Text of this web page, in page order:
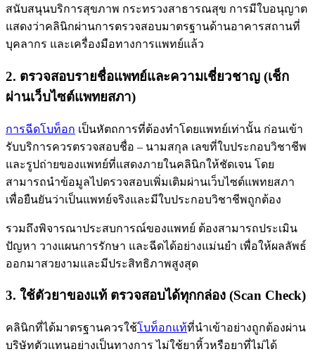
สนับสนุนบริการสุขภาพ กระทรวงสาธารณสุข การมีใบอนุญาต
แสดงว่าคลินิกผ่านการตรวจสอบมาตรฐานด้านอาคารสถานที่
บุคลากร และเครื่องมือทางการแพทย์แล้ว
2. ตรวจสอบรายชื่อแพทย์และความเชี่ยวชาญ (เช็ก
ผ่านเว็บไซต์แพทยสภา)
การฉีดโบท็อก เป็นหัตถการที่ต้องทำโดยแพทย์เท่านั้น ก่อนเข้า
รับบริการควรตรวจสอบชื่อ – นามสกุล เลขที่ใบประกอบวิชาชีพ
และรูปถ่ายของแพทย์ที่แสดงภายในคลินิกให้ชัดเจน โดย
สามารถนำข้อมูลไปตรวจสอบเพิ่มเติมผ่านเว็บไซต์แพทยสภา
เพื่อยืนยันว่าเป็นแพทย์จริงและมีใบประกอบวิชาชีพถูกต้อง
รวมถึงพิจารณาประสบการณ์ของแพทย์ ต้องสามารถประเมิน
ปัญหา วางแผนการรักษา และฉีดได้อย่างแม่นยำ เพื่อให้ผลลัพธ์
ออกมาสวยงามและมีประสิทธิภาพสูงสุด
3. ใช้ตัวยาของแท้ ตรวจสอบได้ทุกกล่อง (Scan Check)
คลินิกที่ได้มาตรฐานควรใช้โบท็อกแท้ที่นำเข้าอย่างถูกต้องผ่าน
บริษัทตัวแทนอย่างเป็นทางการ ไม่ใช้ยาหิ้วหรือยาที่ไม่ได้